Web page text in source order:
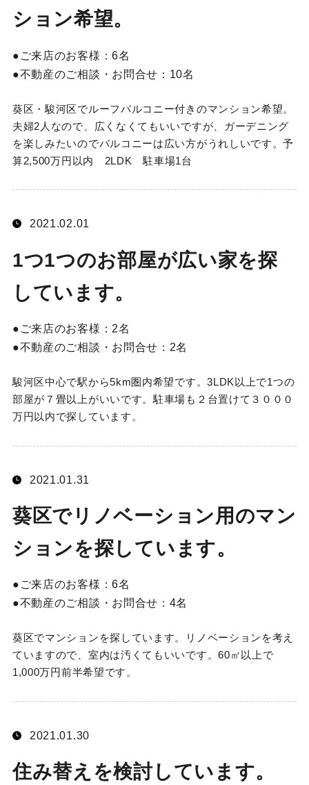
ション希望。
ご来店のお客様：6名
不動産のご相談・お問合せ： 10名
葵区・駿河区でルーフバルコニー付きのマンション希望。
夫婦2人なので、広くなくてもいいですが、ガーデニング
を楽しみたいのでバルコニーは広い方がうれしいです。予
算2,500万円以内 2LDK 駐車場1台
2021.02.01
1つ1つのお部屋が広い家を探
しています。
ご来店のお客様： 2名
不動産のご相談・お問合せ： 2名
駿河区中心で駅から5km圏内希望です。3LDK以上で1つの
部屋が７畳以上がいいです。駐車場も２台置けて３０００
万円以内で探しています。
2021.01.31
葵区でリノベーション用のマン
ションを探しています。
ご来店のお客様：6名
不動産のご相談・お問合せ： 4名
葵区でマンションを探しています。リノベーションを考え
ていますので、室内は汚くてもいいです。60㎡以上で
1,000万円前半希望です。
2021.01.30
住み替えを検討しています。